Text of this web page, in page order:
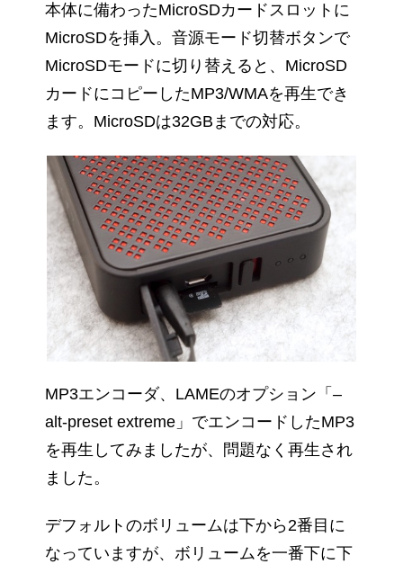
本体に備わったMicroSDカードスロットに
MicroSDを挿入。音源モード切替ボタンで
MicroSDモードに切り替えると、MicroSD
カードにコピーしたMP3/WMAを再生でき
ます。MicroSDは32GBまでの対応。
MP3エンコーダ、LAMEのオプション「–
alt-preset extreme」でエンコードしたMP3
を再生してみましたが、問題なく再生され
ました。
デフォルトのボリュームは下から2番目に
なっていますが、ボリュームを一番下に下